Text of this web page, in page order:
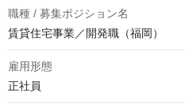
職種 / 募集ポジション名
賃貸住宅事業／開発職（福岡）
雇用形態
正社員